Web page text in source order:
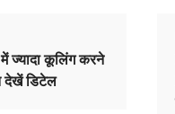
कूलिंग करने
देखें डिटेल